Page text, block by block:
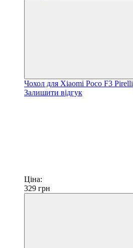
Чохол для Xiaomi Poco F3 Pirelli
Залишити відгук
Ціна:
329 грн